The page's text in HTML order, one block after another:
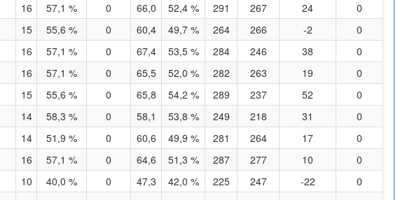
16 57,1 % 0 66,0 52,4 % 291 267 24
0
15 55,6 % 0 60,4 49,7 % 264 266 -2
0
16 57,1 % 0 67,4 53,5 % 284 246 38
0
16 57,1 % 0 65,5 52,0 % 282 263 19
0
15 55,6 % 0 65,8 54,2 % 289 237 52
0
14 58,3 % 0 58,1 53,8 % 249 218 31
0
14 51,9 % 0 60,6 49,9 % 281 264 17
0
16 57,1 % 0 64,6 51,3 % 287 277 10
0
10 40,0 % 0 47,3 42,0 % 225 247 -22
0